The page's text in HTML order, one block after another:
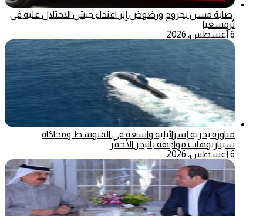
إصابة مسن بجروح ورضوض إثر اعتداء جيش الاحتلال عليه في
ترمسعيا
6 أغسطس، 2026
مناورة بحرية إسرائيلية واسعة في المتوسط ومحاكاة
سيناريوهات مواجهة بالبحر الأحمر
6 أغسطس، 2026